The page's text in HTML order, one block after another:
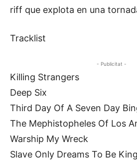
riff que explota en una
Tracklist
- Publicitat -
Killing Strangers
Deep Six
Third Day Of A Seven Day
The Mephistopheles Of Los
Warship My Wreck
Slave Only Dreams To Be King